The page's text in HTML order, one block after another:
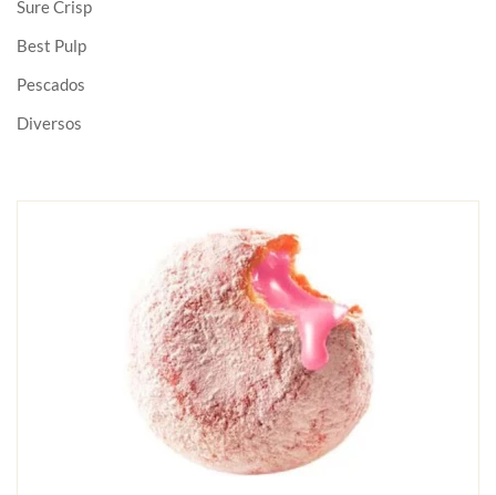
Sure Crisp
Best Pulp
Pescados
Diversos